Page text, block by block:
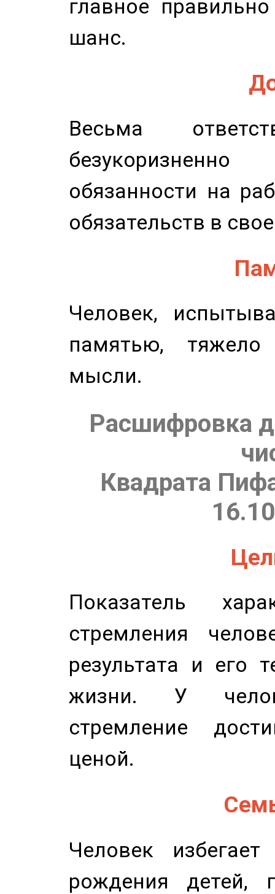
главное
шанс.
Весьма
обязанности на
обязательств в
Человек,
памятью,
мысли.
Расшифровка
Квадрата
Показатель
стремления
результата и его
жизни. У
стремление
ценой.
Человек
рождения детей,